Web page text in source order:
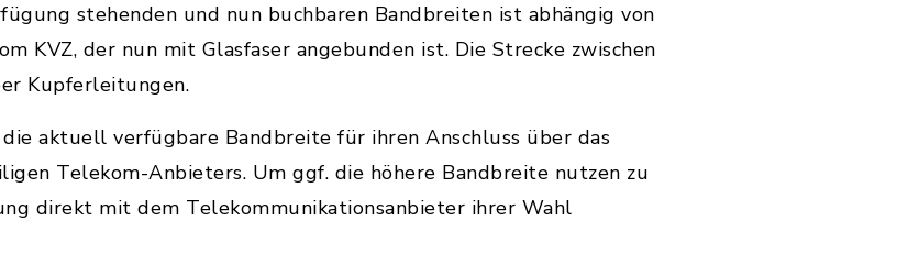
stehenden und nun buchbaren Bandbreiten ist abhängig von
KVZ, der nun mit Glasfaser angebunden ist. Die Strecke zwischen
Kupferleitungen.
aktuell verfügbare Bandbreite für ihren Anschluss über das
Telekom-Anbieters. Um ggf. die höhere Bandbreite nutzen zu
direkt mit dem Telekommunikationsanbieter ihrer Wahl